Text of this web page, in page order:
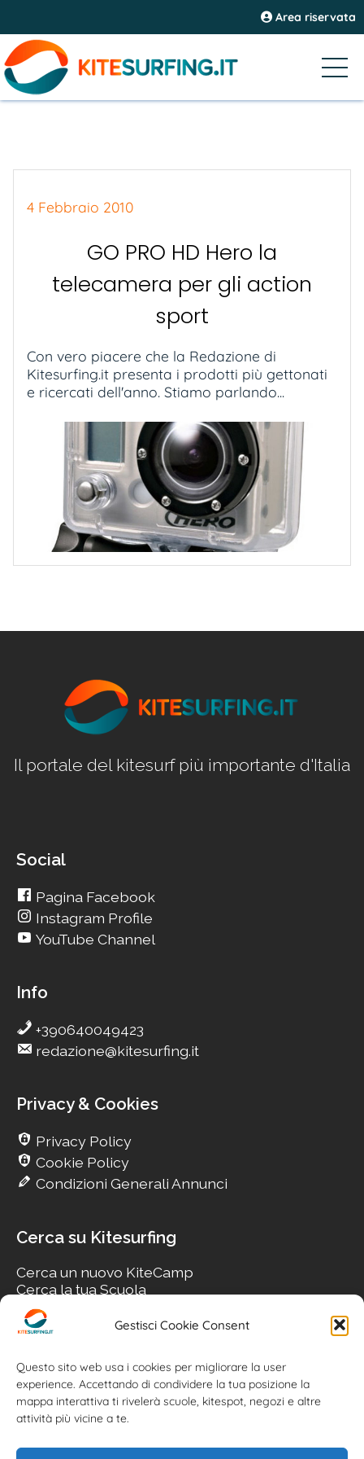
Gestisci Cookie Consent
Questo sito web usa i cookies per migliorare la user
experience. Accettando di condividere la tua posizione la
mappa interattiva ti rivelerà scuole, kitespot, negozi e altre
attività più vicine a te.
Area riservata
4 Febbraio 2010
GO PRO HD Hero la
telecamera per gli action
sport
Con vero piacere che la Redazione di
Kitesurfing.it presenta i prodotti più gettonati
e ricercati dell'anno. Stiamo parlando...
Il portale del kitesurf più importante d'Italia
Social
Pagina Facebook
Instagram Profile
YouTube Channel
Info
+390640049423
redazione@kitesurfing.it
Privacy & Cookies
Privacy Policy
Cookie Policy
Condizioni Generali Annunci
Cerca su Kitesurfing
Cerca un nuovo KiteCamp
Cerca la tua Scuola
Cerca il tuo KiteSpot
Cerca Accommodation